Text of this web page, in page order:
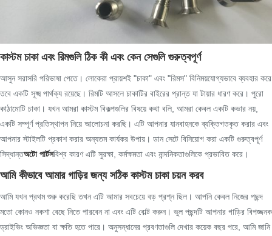
কাস্টম চাকা এবং রিমগুলি ঠিক কী এবং কেন সেগুলি গুরুত্বপূর্ণ
আসুন সরাসরি পরিভাষা পেতে। লোকেরা প্রায়শই "চাকা" এবং "রিমস" বিনিময়যোগ্যভাবে ব্যবহার করে
তবে একটি সূক্ষ্ম পার্থক্য রয়েছে। রিমটি আসলে চাকাটির বাইরের প্রান্ত যা টায়ার ধারণ করে। পুরো
কাঠামোটি চাকা। যখন আমরা কাস্টম বিকল্পগুলির বিষয়ে কথা বলি, আমরা কেবল একটি কভার নয়,
একটি সম্পূর্ণ প্রতিস্থাপন নিয়ে আলোচনা করছি। এটি আপনার যানবাহনকে ব্যক্তিগতকৃত করার এবং
আপনার স্টাইলটি প্রকাশ করার অন্যতম কার্যকর উপায়। ডান সেটে বিনিয়োগ করা একটি গুরুত্বপূর্ণ
সিদ্ধান্তঅটো পার্টসবিশ্ব কারণ এটি সুরক্ষা, কর্মক্ষমতা এবং নান্দনিকতাগুলিকে প্রভাবিত করে।
আমি কীভাবে আমার গাড়ির জন্য সঠিক কাস্টম চাকা চয়ন করব
আমি যখন প্রথম শুরু করেছি তখন এটি আমার সবচেয়ে বড় প্রশ্ন ছিল। আপনি কেবল নিজের পছন্দ
মতো কোনও নকশা বেছে নিতে পারবেন না এবং এটি বোল্ট করুন। ভুল পছন্দটি আপনার গাড়ির বিপজ্জনক
ড্রাইভিং অভিজ্ঞতা বা ক্ষতি হতে পারে। অনুসন্ধানের প্রবণতাগুলি দেখার কয়েক বছর পরে, আমি জানি